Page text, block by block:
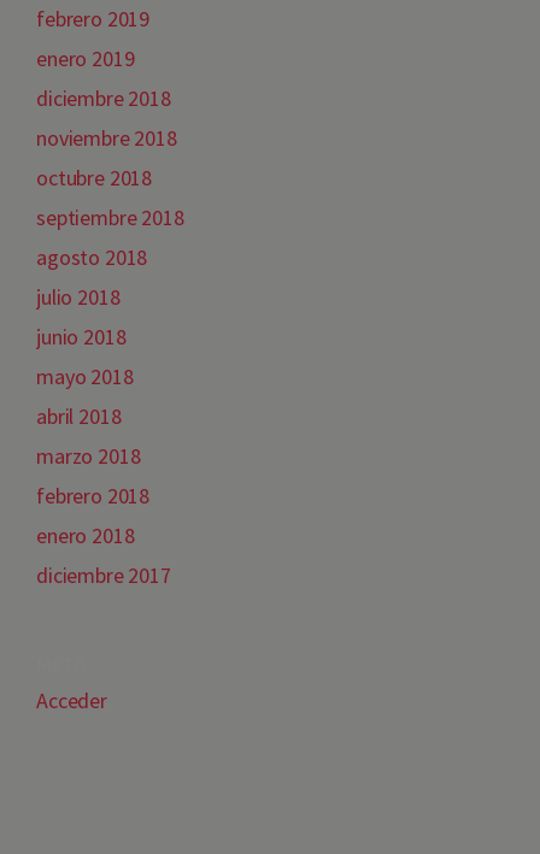
febrero 2019
enero 2019
diciembre 2018
noviembre 2018
octubre 2018
septiembre 2018
agosto 2018
julio 2018
junio 2018
mayo 2018
abril 2018
marzo 2018
febrero 2018
enero 2018
diciembre 2017
Acceder